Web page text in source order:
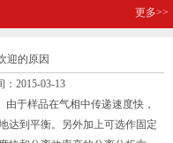
更多>>
迎的原因
：2015-03-13
于样品在气相中传递速度快，
达到平衡。另外加上可选作固定